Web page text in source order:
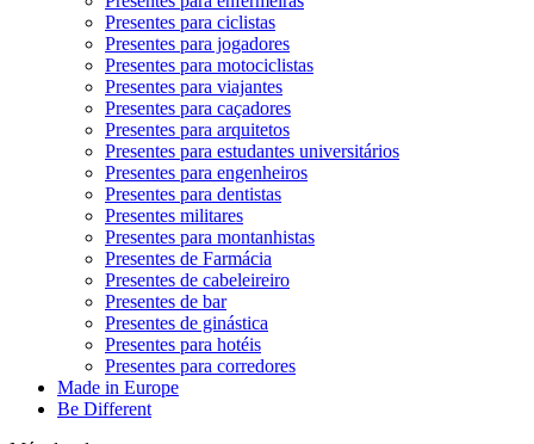
Presentes para ciclistas
Presentes para jogadores
Presentes para motociclistas
Presentes para viajantes
Presentes para caçadores
Presentes para arquitetos
Presentes para estudantes universitários
Presentes para engenheiros
Presentes para dentistas
Presentes militares
Presentes para montanhistas
Presentes de Farmácia
Presentes de cabeleireiro
Presentes de bar
Presentes de ginástica
Presentes para hotéis
Presentes para corredores
Made in Europe
Be Different